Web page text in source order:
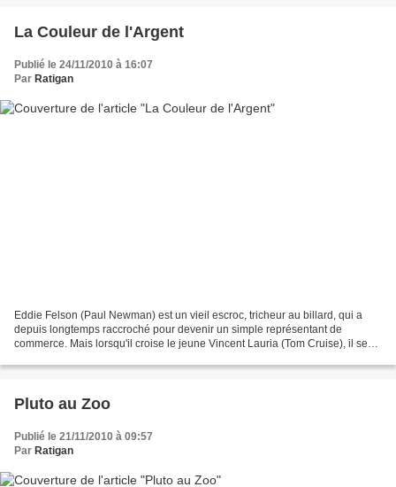
La Couleur de l'Argent
Publié le 24/11/2010 à 16:07
Par Ratigan
Eddie Felson (Paul Newman) est un vieil escroc, tricheur au billard, qui a
depuis longtemps raccroché pour devenir un simple représentant de
commerce. Mais lorsqu'il croise le jeune Vincent Lauria (Tom Cruise), il se
Pluto au Zoo
Publié le 21/11/2010 à 09:57
Par Ratigan